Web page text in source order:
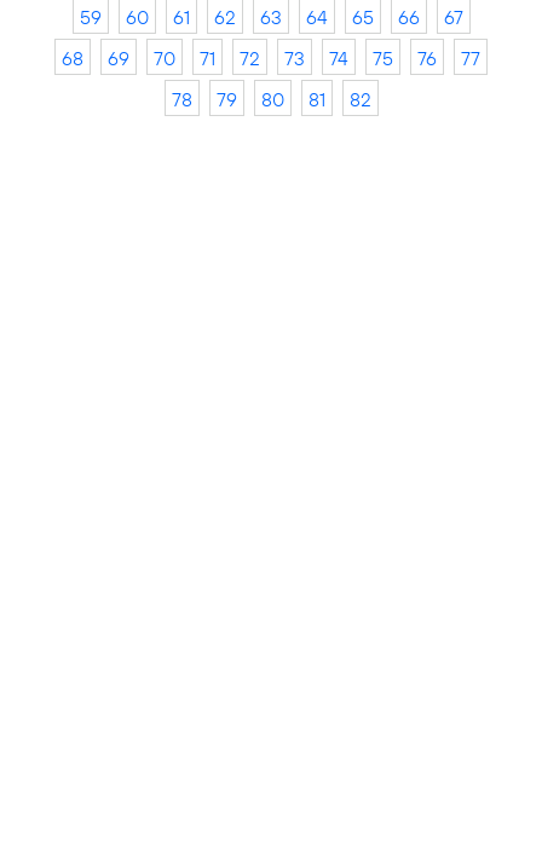
59
60 61 62 63 64 65 66
67
68
69 70 71 72 73 74 75 76
77
78
79 80 81 82